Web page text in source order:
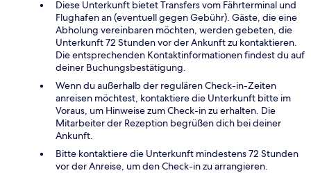
Diese Unterkunft bietet Transfers vom Fährterminal und
Flughafen an (eventuell gegen Gebühr). Gäste, die eine
Abholung vereinbaren möchten, werden gebeten, die
Unterkunft 72 Stunden vor der Ankunft zu kontaktieren.
Die entsprechenden Kontaktinformationen findest du auf
deiner Buchungsbestätigung.
Wenn du außerhalb der regulären Check-in-Zeiten
anreisen möchtest, kontaktiere die Unterkunft bitte im
Voraus, um Hinweise zum Check-in zu erhalten. Die
Mitarbeiter der Rezeption begrüßen dich bei deiner
Ankunft.
Bitte kontaktiere die Unterkunft mindestens 72 Stunden
vor der Anreise, um den Check-in zu arrangieren.